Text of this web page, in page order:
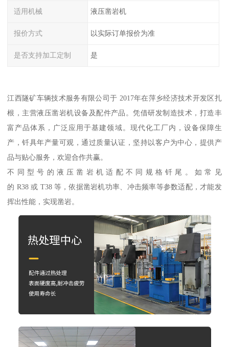
适用机械 液压凿岩机
报价方式 以实际订单报价为准
是否支持加工定制 是
江西隧矿车辆技术服务有限公司于 2017年在萍乡经济技术开发区扎
根，主营液压凿岩机设备及配件产品。凭借研发制造技术，打造丰
富产品体系，广泛应用于基建领域。现代化工厂内，设备保障生
产，钎具年产量可观，通过质量认证，坚持以客户为中心，提供产
品与贴心服务，欢迎合作共赢。
不同型号的液压凿岩机适配不同规格钎尾。如常见
的 R38 或 T38 等，依据凿岩机功率、冲击频率等参数适配，才能发
挥出性能，实现凿岩。